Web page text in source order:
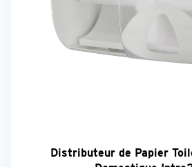
Distributeur de Papier